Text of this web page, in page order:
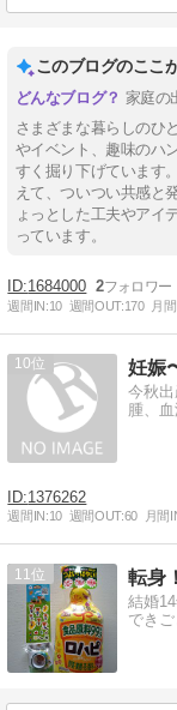
このブログのここ
家庭の
さまざまな暮らしのひ
やイベント、趣味のハ
すく掘り下げています
えて、ついつい共感と
ょっとした工夫やアイ
っています。
1684000 2
週間IN:10 週間OUT:170 月
10 妊娠
今秋
腫、
1376262
週間IN:10 週間OUT:60 月間
11 転身
結婚
できご